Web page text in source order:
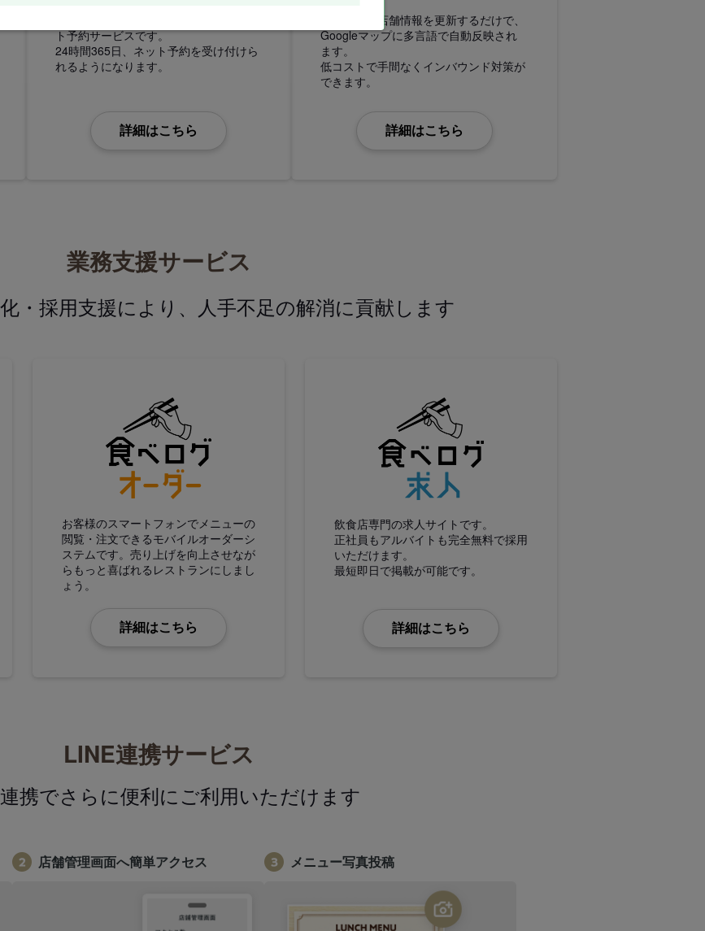
ト予約サービスです。
24時間365日、ネット予約を受け付けら
れるようになります。
詳細はこちら
食べログの店舗情報を更新するだけで、
Googleマップに多言語で自動反映され
ます。
低コストで手間なくインバウンド対策が
できます。
詳細はこちら
業務支援サービス
・採用支援により、人手不足の解消に貢献します
お客様のスマートフォンでメニューの
閲覧・注文できるモバイルオーダーシ
ステムです。売り上げを向上させなが
らもっと喜ばれるレストランにしまし
ょう。
詳細はこちら
飲食店専門の求人サイトです。
正社員もアルバイトも完全無料で採用
いただけます。
最短即日で掲載が可能です。
詳細はこちら
LINE連携サービス
携でさらに便利にご利用いただけます
店舗管理画面へ簡単アクセス メニュー写真投稿